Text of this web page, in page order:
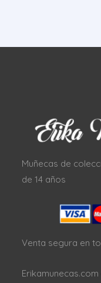
Muñecas de
de 14 años
Venta segura en